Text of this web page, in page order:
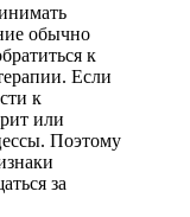
обычно
к
Если
к
или
Поэтому
за